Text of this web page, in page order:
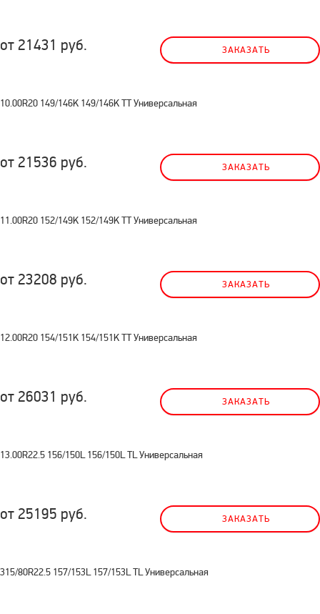
от 21431 руб. ЗАКАЗАТЬ
10.00R20 149/146K 149/146K TT Универсальная
от 21536 руб. ЗАКАЗАТЬ
11.00R20 152/149K 152/149K TT Универсальная
от 23208 руб. ЗАКАЗАТЬ
12.00R20 154/151K 154/151K TT Универсальная
от 26031 руб. ЗАКАЗАТЬ
13.00R22.5 156/150L 156/150L TL Универсальная
от 25195 руб. ЗАКАЗАТЬ
315/80R22.5 157/153L 157/153L TL Универсальная